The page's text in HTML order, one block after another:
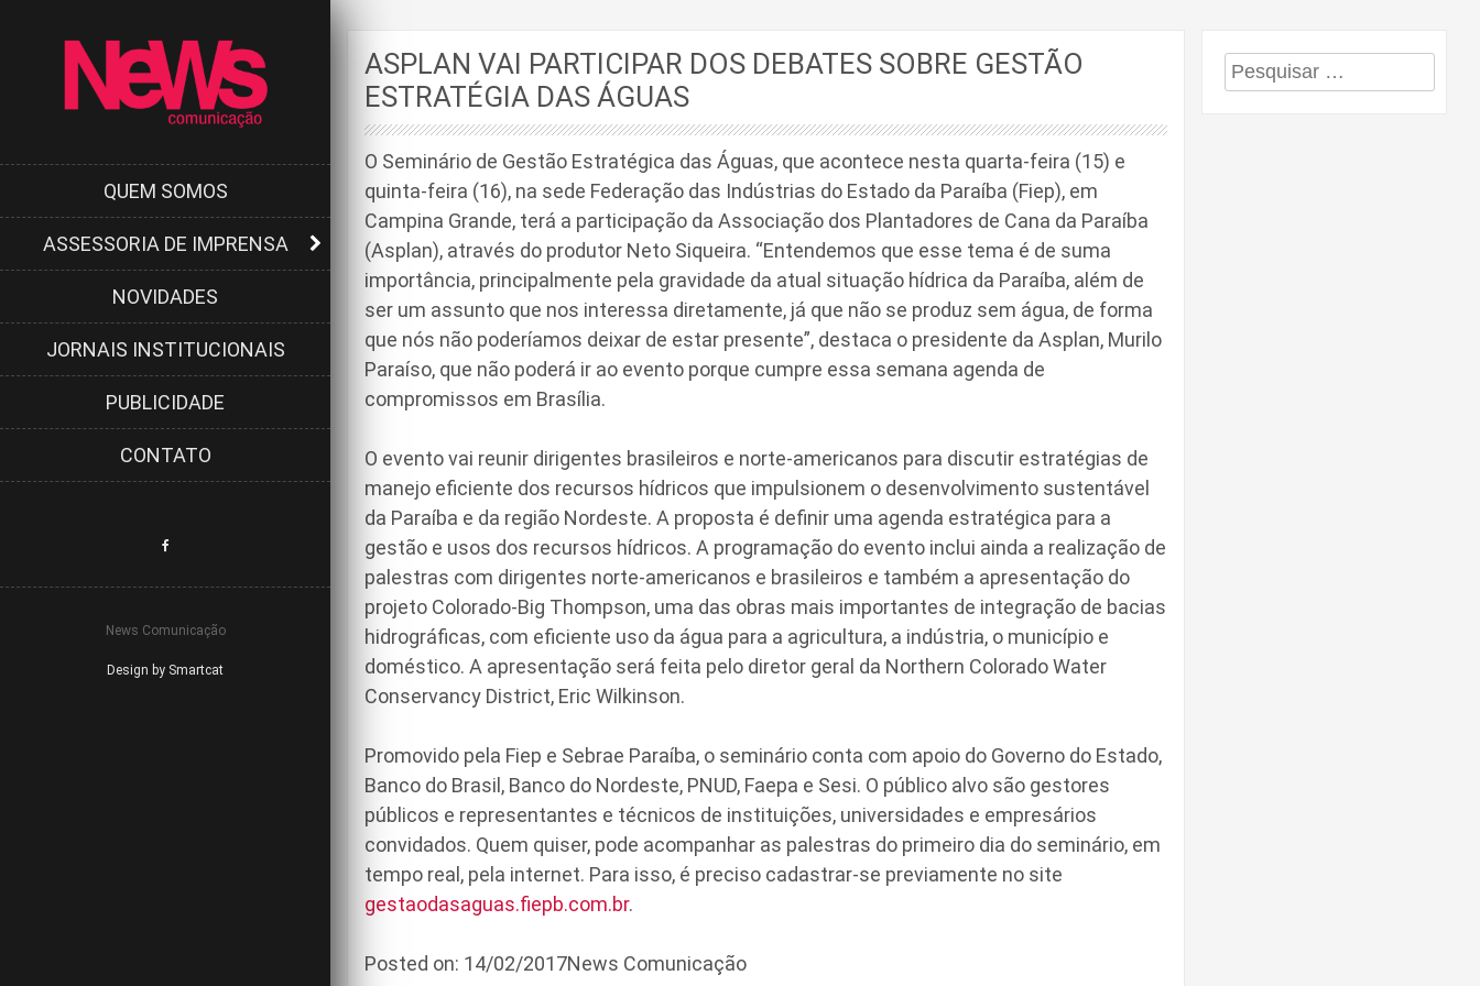
QUEM SOMOS
ASSESSORIA DE IMPRENSA
NOVIDADES
JORNAIS INSTITUCIONAIS
PUBLICIDADE
CONTATO
News Comunicação
Design by Smartcat
ASPLAN VAI PARTICIPAR DOS DEBATES SOBRE GESTÃO
ESTRATÉGIA DAS ÁGUAS
O Seminário de Gestão Estratégica das Águas, que acontece nesta quarta-feira (15) e
quinta-feira (16), na sede Federação das Indústrias do Estado da Paraíba (Fiep), em
Campina Grande, terá a participação da Associação dos Plantadores de Cana da Paraíba
(Asplan), através do produtor Neto Siqueira. “Entendemos que esse tema é de suma
importância, principalmente pela gravidade da atual situação hídrica da Paraíba, além de
ser um assunto que nos interessa diretamente, já que não se produz sem água, de forma
que nós não poderíamos deixar de estar presente”, destaca o presidente da Asplan, Murilo
Paraíso, que não poderá ir ao evento porque cumpre essa semana agenda de
compromissos em Brasília.
O evento vai reunir dirigentes brasileiros e norte-americanos para discutir estratégias de
manejo eficiente dos recursos hídricos que impulsionem o desenvolvimento sustentável
da Paraíba e da região Nordeste. A proposta é definir uma agenda estratégica para a
gestão e usos dos recursos hídricos. A programação do evento inclui ainda a realização de
palestras com dirigentes norte-americanos e brasileiros e também a apresentação do
projeto Colorado-Big Thompson, uma das obras mais importantes de integração de bacias
hidrográficas, com eficiente uso da água para a agricultura, a indústria, o município e
doméstico. A apresentação será feita pelo diretor geral da Northern Colorado Water
Conservancy District, Eric Wilkinson.
Promovido pela Fiep e Sebrae Paraíba, o seminário conta com apoio do Governo do Estado,
Banco do Brasil, Banco do Nordeste, PNUD, Faepa e Sesi. O público alvo são gestores
públicos e representantes e técnicos de instituições, universidades e empresários
convidados. Quem quiser, pode acompanhar as palestras do primeiro dia do seminário, em
tempo real, pela internet. Para isso, é preciso cadastrar-se previamente no site
gestaodasaguas.fiepb.com.br.
Posted on: 14/02/2017News Comunicação
Pesquisar
por: